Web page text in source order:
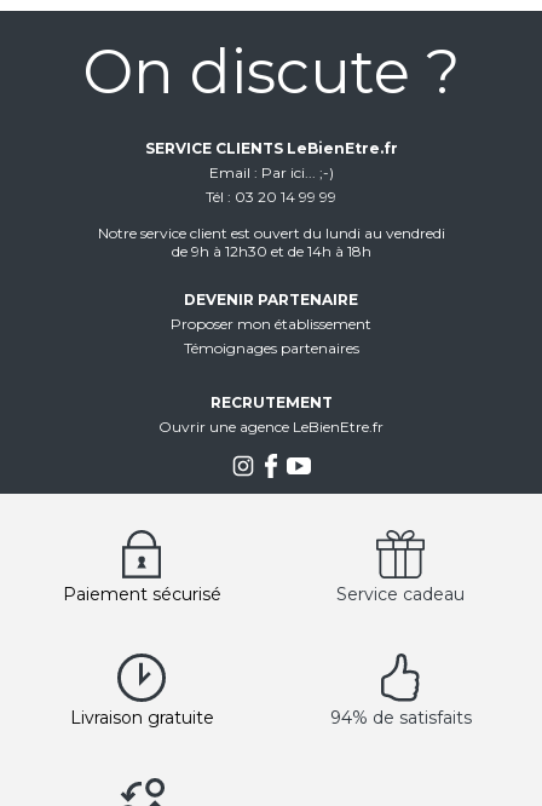
On discute ?
SERVICE CLIENTS LeBienEtre.fr
Email
Par ici... ;-)
Tél
03 20 14 99 99
Notre service client est ouvert du lundi au vendredi
de 9h à 12h30 et de 14h à 18h
DEVENIR PARTENAIRE
Proposer mon établissement
Témoignages partenaires
RECRUTEMENT
Ouvrir une agence LeBienEtre.fr
Paiement sécurisé Service cadeau
Livraison gratuite 94% de satisfaits